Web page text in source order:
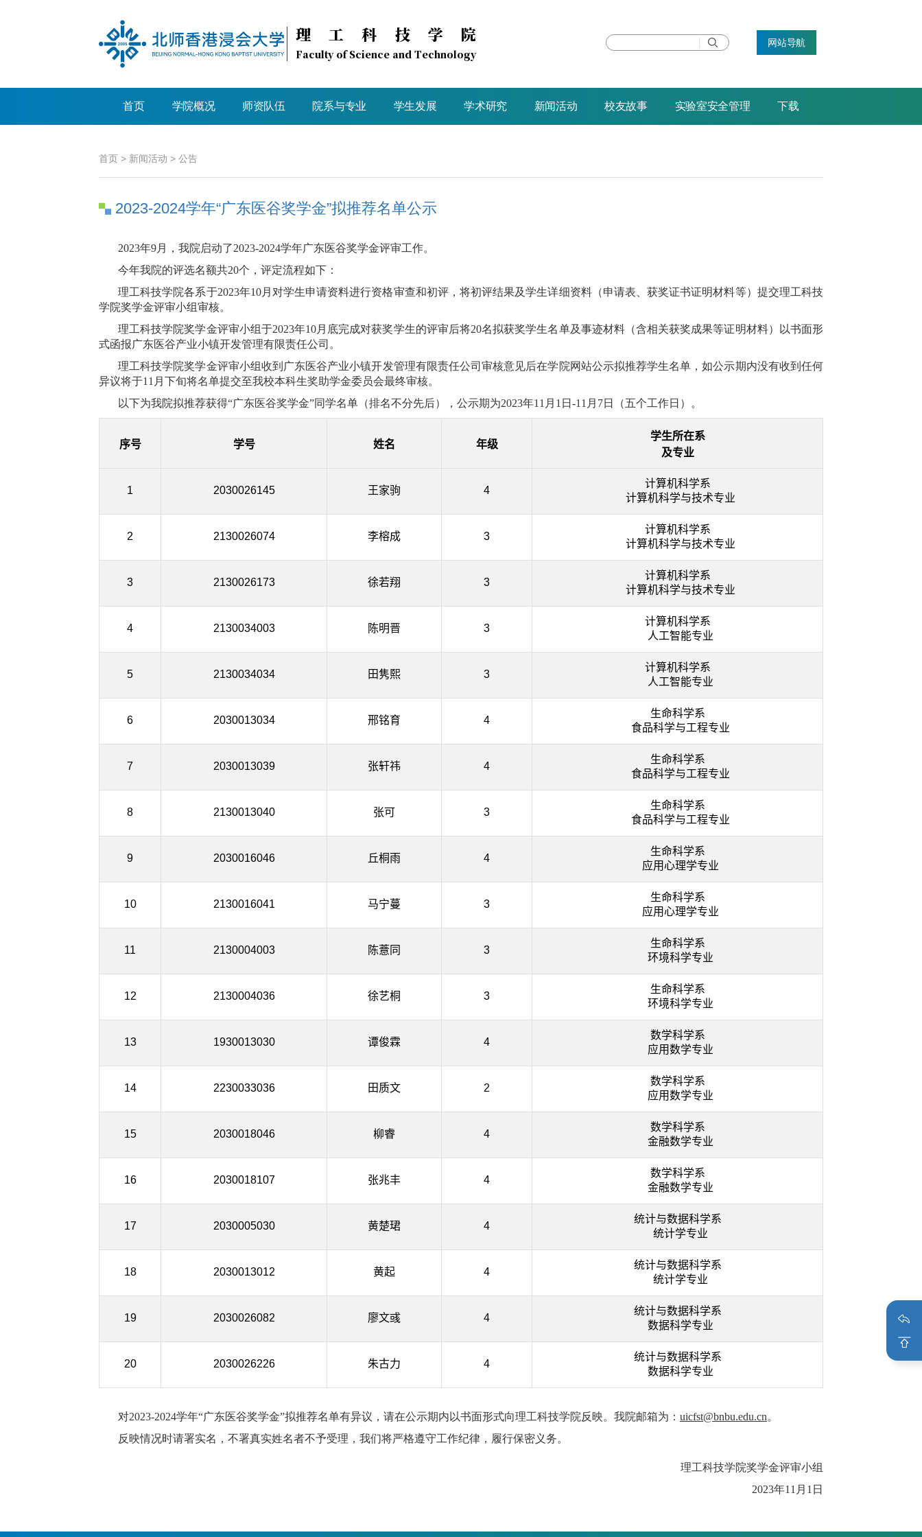
理工科技学院
Faculty of Science and Technology
网站导航
首页 学院概况 师资队伍 院系与专业 学生发展 学术研究 新闻活动 校友故事 实验室安全管理 下载
首页 > 新闻活动 > 公告
2023-2024学年“广东医谷奖学金”拟推荐名单公示
2023年9月，我院启动了2023-2024学年广东医谷奖学金评审工作。
今年我院的评选名额共20个，评定流程如下：
理工科技学院各系于2023年10月对学生申请资料进行资格审查和初评，将初评结果及学生详细资料（申请表、获奖证书证明材料等）提交理工科技
学院奖学金评审小组审核。
理工科技学院奖学金评审小组于2023年10月底完成对获奖学生的评审后将20名拟获奖学生名单及事迹材料（含相关获奖成果等证明材料）以书面形
式函报广东医谷产业小镇开发管理有限责任公司。
理工科技学院奖学金评审小组收到广东医谷产业小镇开发管理有限责任公司审核意见后在学院网站公示拟推荐学生名单，如公示期内没有收到任何
异议将于11月下旬将名单提交至我校本科生奖助学金委员会最终审核。
以下为我院拟推荐获得“广东医谷奖学金”同学名单（排名不分先后），公示期为2023年11月1日-11月7日（五个工作日）。
序号 学号 姓名 年级
学生所在系
及专业
1 2030026145 王家驹 4
计算机科学系
计算机科学与技术专业
2 2130026074 李榕成 3
计算机科学系
计算机科学与技术专业
3 2130026173 徐若翔 3
计算机科学系
计算机科学与技术专业
4 2130034003 陈明晋 3
计算机科学系
人工智能专业
5 2130034034 田隽熙 3
计算机科学系
人工智能专业
6 2030013034 邢铭育 4
生命科学系
食品科学与工程专业
7 2030013039 张轩祎 4
生命科学系
食品科学与工程专业
8 2130013040 张可 3
生命科学系
食品科学与工程专业
9 2030016046 丘桐雨 4
生命科学系
应用心理学专业
10 2130016041 马宁蔓 3
生命科学系
应用心理学专业
11 2130004003 陈薏同 3
生命科学系
环境科学专业
12 2130004036 徐艺桐 3
生命科学系
环境科学专业
13 1930013030 谭俊霖 4
数学科学系
应用数学专业
14 2230033036 田质文 2
数学科学系
应用数学专业
15 2030018046 柳睿 4
数学科学系
金融数学专业
16 2030018107 张兆丰 4
数学科学系
金融数学专业
17 2030005030 黄楚珺 4
统计与数据科学系
统计学专业
18 2030013012 黄起 4
统计与数据科学系
统计学专业
19 2030026082 廖文彧 4
统计与数据科学系
数据科学专业
20 2030026226 朱古力 4
统计与数据科学系
数据科学专业
对2023-2024学年“广东医谷奖学金”拟推荐名单有异议，请在公示期内以书面形式向理工科技学院反映。我院邮箱为： uicfst@bnbu.edu.cn。
反映情况时请署实名，不署真实姓名者不予受理，我们将严格遵守工作纪律，履行保密义务。
理工科技学院奖学金评审小组
2023年11月1日